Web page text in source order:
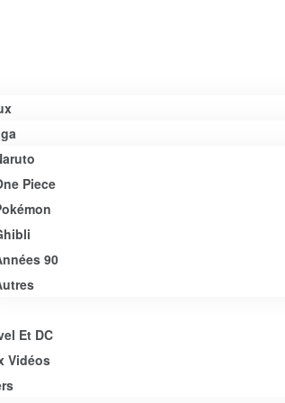
Piece
90
Et DC
Vidéos